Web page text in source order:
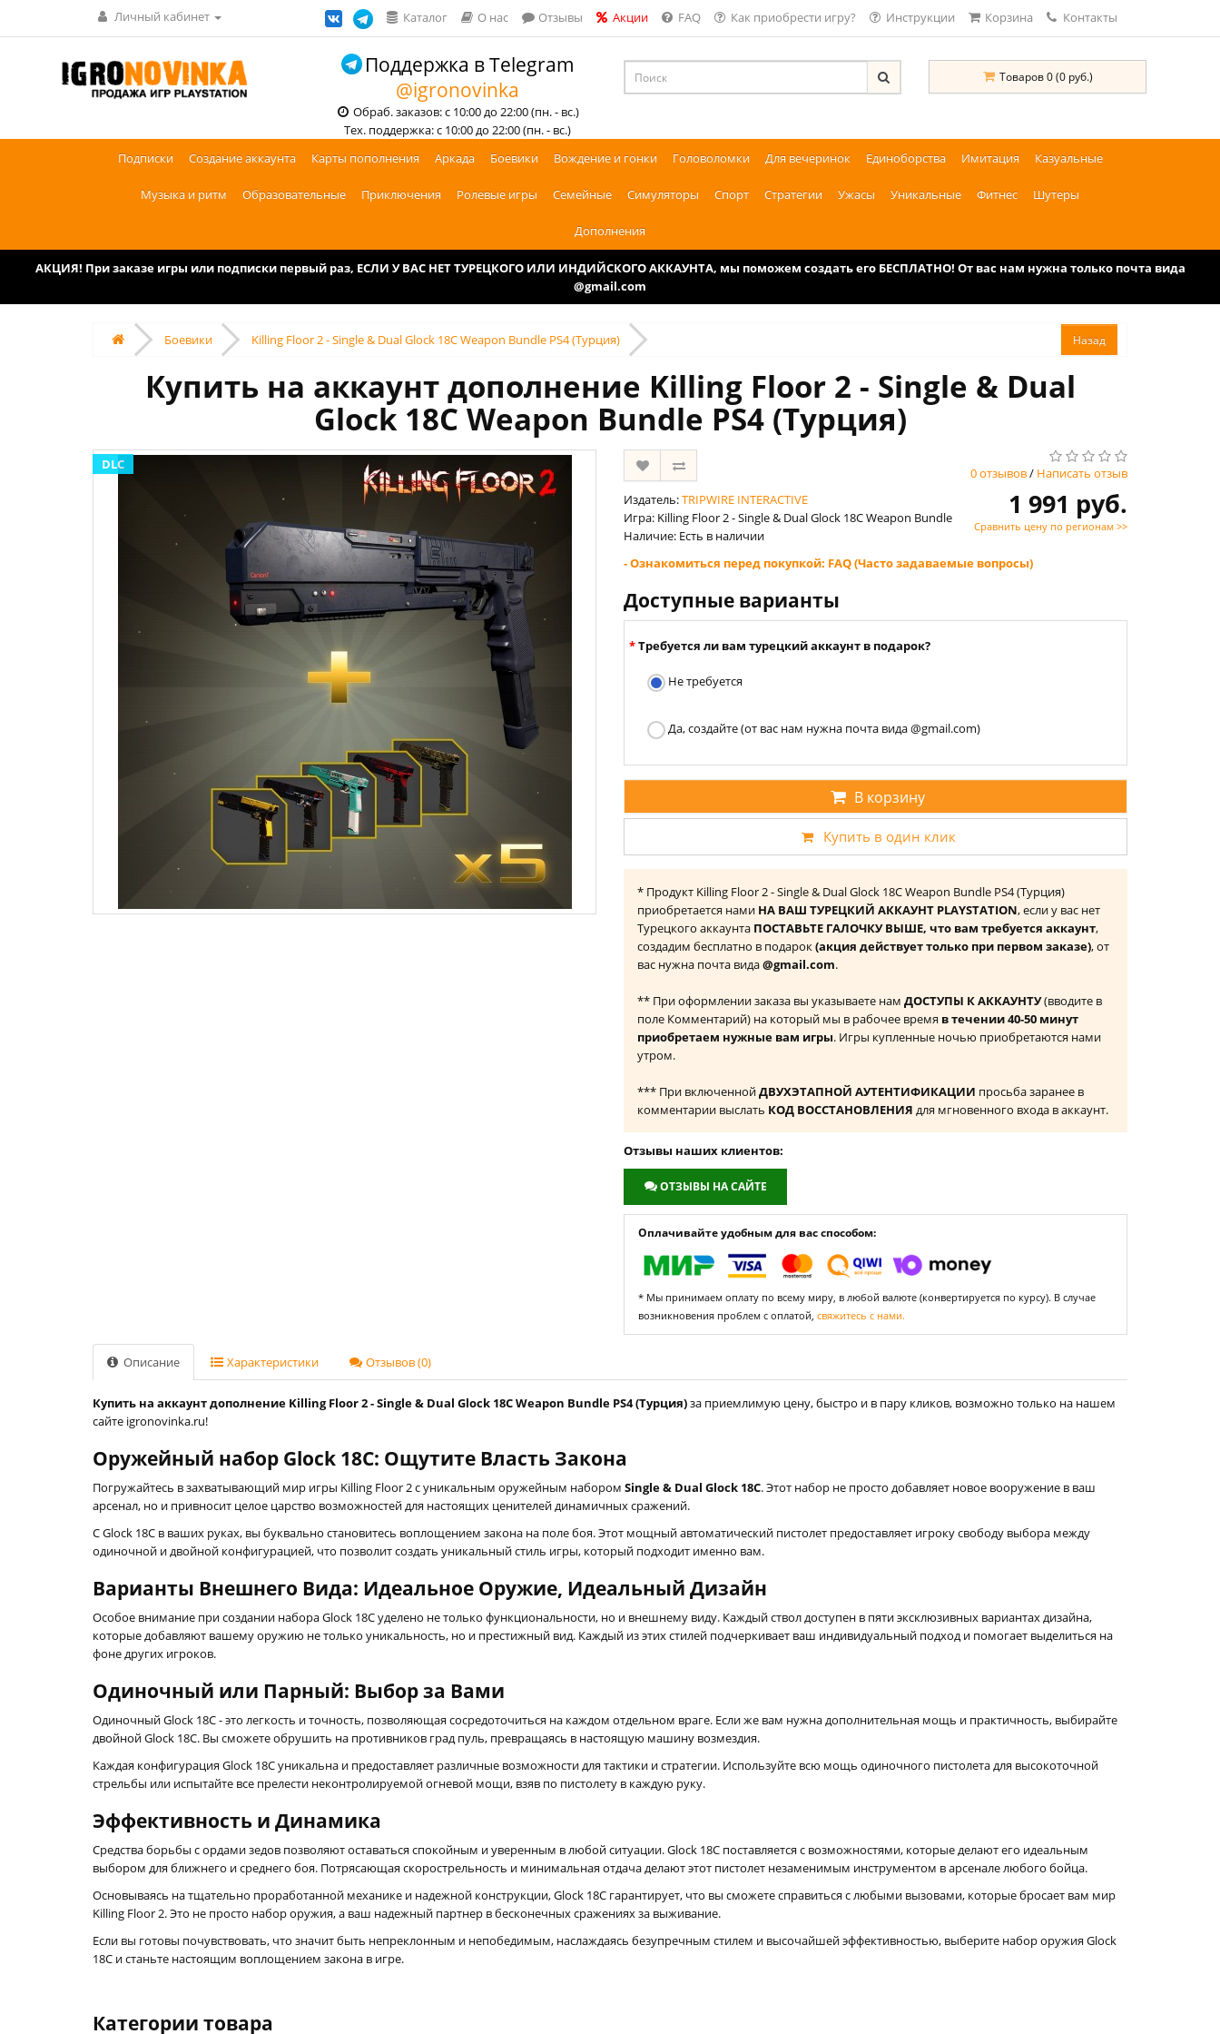
Личный кабинет Каталог О нас Отзывы Акции FAQ Как приобрести игру? Инструкции Корзина Контакты
Поддержка в Telegram
@igronovinka
Обраб. заказов: с 10:00 до 22:00 (пн. - вс.)
Тех. поддержка: с 10:00 до 22:00 (пн. - вс.)
Товаров 0 (0 руб.)
Подписки Создание аккаунта Карты пополнения Аркада Боевики Вождение и гонки Головоломки Для вечеринок Единоборства Имитация Казуальные
Музыка и ритм Образовательные Приключения Ролевые игры Семейные Симуляторы Спорт Стратегии Ужасы Уникальные Фитнес Шутеры
Дополнения
АКЦИЯ! При заказе игры или подписки первый раз, ЕСЛИ У ВАС НЕТ ТУРЕЦКОГО ИЛИ ИНДИЙСКОГО АККАУНТА, мы поможем создать его БЕСПЛАТНО! От вас нам нужна только почта вида
@gmail.com
Боевики Killing Floor 2 - Single & Dual Glock 18C Weapon Bundle PS4 (Турция)
Купить на аккаунт дополнение Killing Floor 2 - Single & Dual
Glock 18C Weapon Bundle PS4 (Турция)
DLC
0 отзывов/ Написать отзыв
Издатель:TRIPWIRE INTERACTIVE
Игра: Killing Floor 2 - Single & Dual Glock 18C Weapon Bundle
Наличие: Есть в наличии
1 991 руб.
Сравнить цену по регионам >>
- Ознакомиться перед покупкой: FAQ (Часто задаваемые вопросы)
Доступные варианты
Требуется ли вам турецкий аккаунт в подарок?
Не требуется
Да, создайте (от вас нам нужна почта вида @gmail.com)
В корзину
Купить в один клик
* Продукт Killing Floor 2 - Single & Dual Glock 18C Weapon Bundle PS4 (Турция)
приобретается нами НА ВАШ ТУРЕЦКИЙ АККАУНТ PLAYSTATION, если у вас нет
Турецкого аккаунта ПОСТАВЬТЕ ГАЛОЧКУ ВЫШЕ, что вам требуется аккаунт,
создадим бесплатно в подарок(акция действует только при первом заказе), от
вас нужна почта вида@gmail.com.
** При оформлении заказа вы указываете нам ДОСТУПЫ К АККАУНТУ(вводите в
поле Комментарий) на который мы в рабочее время в течении 40-50 минут
приобретаем нужные вам игры. Игры купленные ночью приобретаются нами
утром.
*** При включеннойДВУХЭТАПНОЙ АУТЕНТИФИКАЦИИ просьба заранее в
комментарии выслать КОД ВОССТАНОВЛЕНИЯ для мгновенного входа в аккаунт.
Отзывы наших клиентов:
ОТЗЫВЫ НА САЙТЕ
Оплачивайте удобным для вас способом:
* Мы принимаем оплату по всему миру, в любой валюте (конвертируется по курсу). В случае
возникновения проблем с оплатой, свяжитесь с нами.
Описание Характеристики Отзывов (0)
Купить на аккаунт дополнение Killing Floor 2 - Single & Dual Glock 18C Weapon Bundle PS4 (Турция)за приемлимую цену, быстро и в пару кликов, возможно только на нашем
сайте igronovinka.ru!
Оружейный набор Glock 18C: Ощутите Власть Закона
Погружайтесь в захватывающий мир игры Killing Floor 2 с уникальным оружейным набором Single & Dual Glock 18C. Этот набор не просто добавляет новое вооружение в ваш
арсенал, но и привносит целое царство возможностей для настоящих ценителей динамичных сражений.
С Glock 18C в ваших руках, вы буквально становитесь воплощением закона на поле боя. Этот мощный автоматический пистолет предоставляет игроку свободу выбора между
одиночной и двойной конфигурацией, что позволит создать уникальный стиль игры, который подходит именно вам.
Варианты Внешнего Вида: Идеальное Оружие, Идеальный Дизайн
Особое внимание при создании набора Glock 18C уделено не только функциональности, но и внешнему виду. Каждый ствол доступен в пяти эксклюзивных вариантах дизайна,
которые добавляют вашему оружию не только уникальность, но и престижный вид. Каждый из этих стилей подчеркивает ваш индивидуальный подход и помогает выделиться на
фоне других игроков.
Одиночный или Парный: Выбор за Вами
Одиночный Glock 18C - это легкость и точность, позволяющая сосредоточиться на каждом отдельном враге. Если же вам нужна дополнительная мощь и практичность, выбирайте
двойной Glock 18C. Вы сможете обрушить на противников град пуль, превращаясь в настоящую машину возмездия.
Каждая конфигурация Glock 18C уникальна и предоставляет различные возможности для тактики и стратегии. Используйте всю мощь одиночного пистолета для высокоточной
стрельбы или испытайте все прелести неконтролируемой огневой мощи, взяв по пистолету в каждую руку.
Эффективность и Динамика
Средства борьбы с ордами зедов позволяют оставаться спокойным и уверенным в любой ситуации. Glock 18C поставляется с возможностями, которые делают его идеальным
выбором для ближнего и среднего боя. Потрясающая скорострельность и минимальная отдача делают этот пистолет незаменимым инструментом в арсенале любого бойца.
Основываясь на тщательно проработанной механике и надежной конструкции, Glock 18C гарантирует, что вы сможете справиться с любыми вызовами, которые бросает вам мир
Killing Floor 2. Это не просто набор оружия, а ваш надежный партнер в бесконечных сражениях за выживание.
Если вы готовы почувствовать, что значит быть непреклонным и непобедимым, наслаждаясь безупречным стилем и высочайшей эффективностью, выберите набор оружия Glock
18C и станьте настоящим воплощением закона в игре.
Категории товара